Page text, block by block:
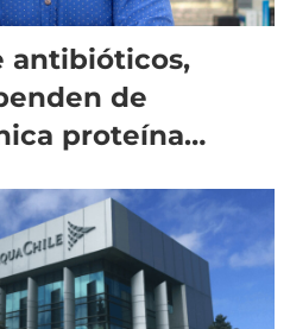
antibióticos,
de
proteína